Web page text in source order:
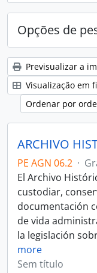
Opções de
Previsualizar a
Visualização em
Ordenar por
ARCHIVO
PE AGN 06.2 ·
El Archivo
custodiar,
documentación
de vida
la legislación
more
Sem título